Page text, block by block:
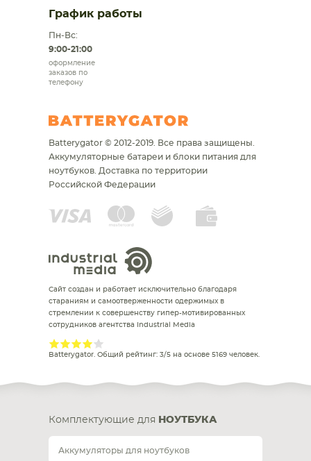
График работы
Пн-Вс:
9:00-21:00
оформление
заказов по
телефону
Batterygator © 2012-2019. Все права защищены.
Аккумуляторные батареи и блоки питания для
ноутбуков. Доставка по территории
Российской Федерации
Сайт создан и работает исключительно благодаря
стараниям и самоотверженности одержимых в
стремлении к совершенству гипер-мотивированных
сотрудников агентства Industrial Media
Batterygator. Общий рейтинг: 3/5 на основе 5169 человек.
Комплектующие для НОУТБУКА
Аккумуляторы для ноутбуков